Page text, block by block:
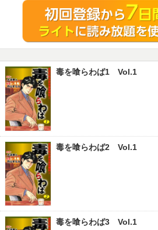
商法処理係りの女恵美子が、片山のお手つきで
いると見当を付けると、恵美子を口説き落とし
毒を喰らわば1 Vol.1
毒を喰らわば2 Vol.1
毒を喰らわば3 Vol.1